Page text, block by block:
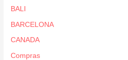
BALI
BARCELONA
CANADA
Compras